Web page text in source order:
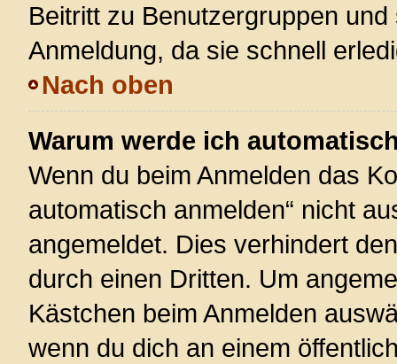
Beitritt zu Benutzergruppen
Anmeldung, da sie schnell
Nach oben
Warum werde ich
Wenn du beim Anmelden das
automatisch anmelden“ nicht
angemeldet. Dies verhindert
durch einen Dritten. Um
Kästchen beim Anmelden
wenn du dich an einem